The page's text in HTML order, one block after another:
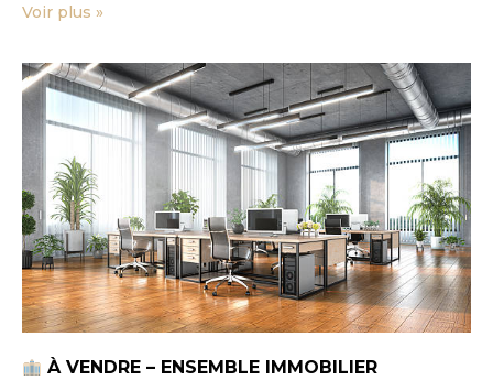
Voir plus »
À VENDRE – ENSEMBLE IMMOBILIER